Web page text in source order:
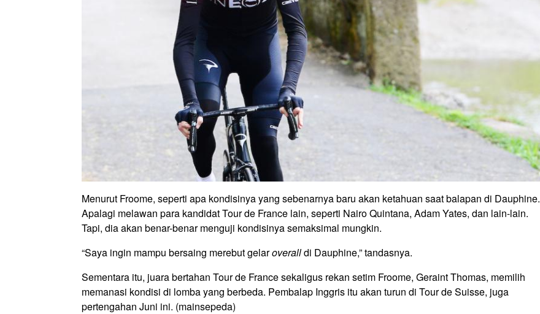
Menurut Froome, seperti apa kondisinya yang sebenarnya baru akan ketahuan saat balapan di Dauphine.
Apalagi melawan para kandidat Tour de France lain, seperti Nairo Quintana, Adam Yates, dan lain-lain.
Tapi, dia akan benar-benar menguji kondisinya semaksimal mungkin.
“Saya ingin mampu bersaing merebut gelaroveralldi Dauphine,” tandasnya.
Sementara itu, juara bertahan Tour de France sekaligus rekan setim Froome, Geraint Thomas, memilih
memanasi kondisi di lomba yang berbeda. Pembalap Inggris itu akan turun di Tour de Suisse, juga
pertengahan Juni ini. (mainsepeda)